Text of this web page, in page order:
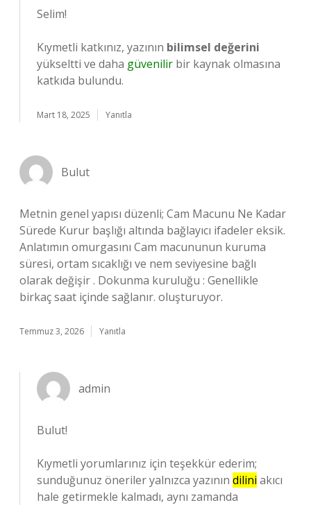
Selim!
Kıymetli katkınız, yazının bilimsel değerini
yükseltti ve daha güvenilir bir kaynak olmasına
katkıda bulundu.
Mart 18, 2025 Yanıtla
Bulut
Metnin genel yapısı düzenli; Cam Macunu Ne Kadar
Sürede Kurur başlığı altında bağlayıcı ifadeler eksik.
Anlatımın omurgasını Cam macununun kuruma
süresi, ortam sıcaklığı ve nem seviyesine bağlı
olarak değişir . Dokunma kuruluğu : Genellikle
birkaç saat içinde sağlanır. oluşturuyor.
Temmuz 3, 2026 Yanıtla
admin
Bulut!
Kıymetli yorumlarınız için teşekkür ederim;
sunduğunuz öneriler yalnızca yazının dilini akıcı
hale getirmekle kalmadı, aynı zamanda